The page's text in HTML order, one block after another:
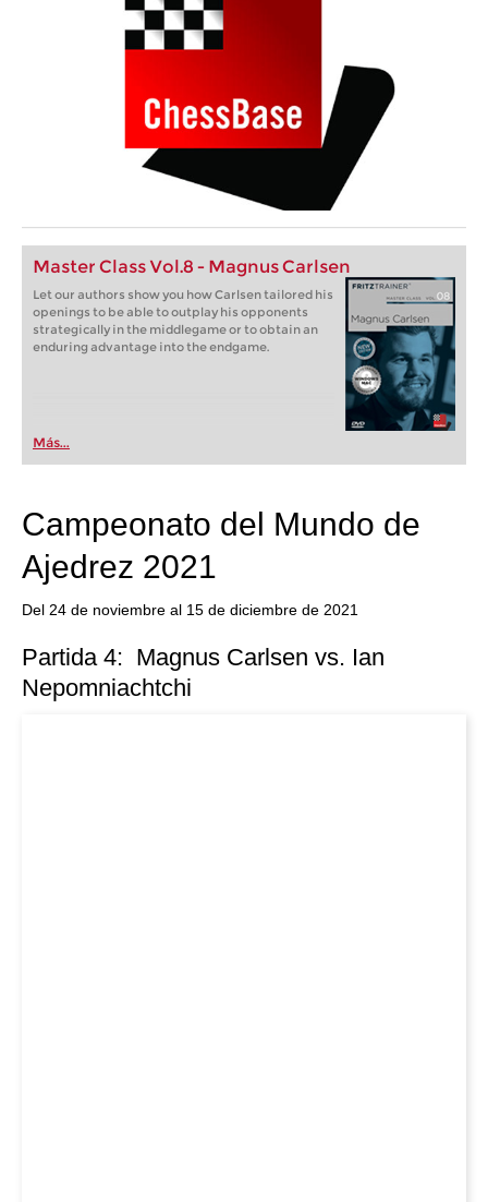
Master Class Vol.8 - Magnus Carlsen
Let our authors show you how Carlsen tailored his
openings to be able to outplay his opponents
strategically in the middlegame or to obtain an
enduring advantage into the endgame.
Más...
Campeonato del Mundo de
Ajedrez 2021
Del 24 de noviembre al 15 de diciembre de 2021
Partida 4: Magnus Carlsen vs. Ian
Nepomniachtchi